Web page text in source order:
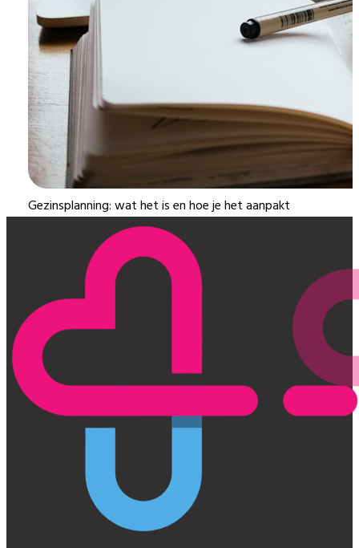
Gezinsplanning: wat het is en hoe je het aanpakt